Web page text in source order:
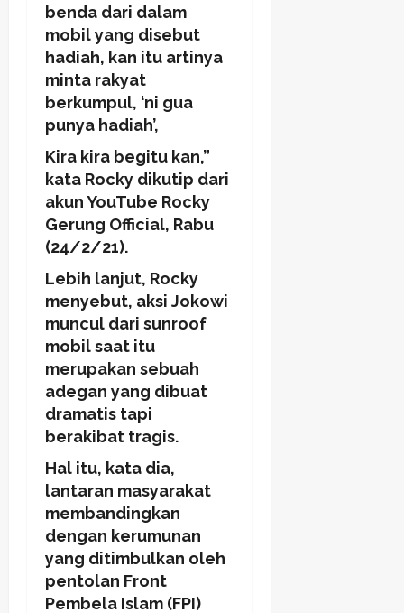
benda dari dalam
mobil yang disebut
hadiah, kan itu artinya
minta rakyat
berkumpul, ‘ni gua
punya hadiah’,
Kira kira begitu kan,”
kata Rocky dikutip dari
akun YouTube Rocky
Gerung Official, Rabu
(24/2/21).
Lebih lanjut, Rocky
menyebut, aksi Jokowi
muncul dari sunroof
mobil saat itu
merupakan sebuah
adegan yang dibuat
dramatis tapi
berakibat tragis.
Hal itu, kata dia,
lantaran masyarakat
membandingkan
dengan kerumunan
yang ditimbulkan oleh
pentolan Front
Pembela Islam (FPI)